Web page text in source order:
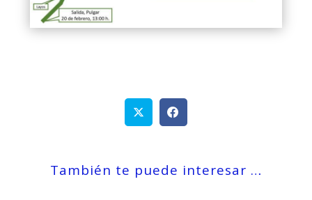
También te puede interesar …